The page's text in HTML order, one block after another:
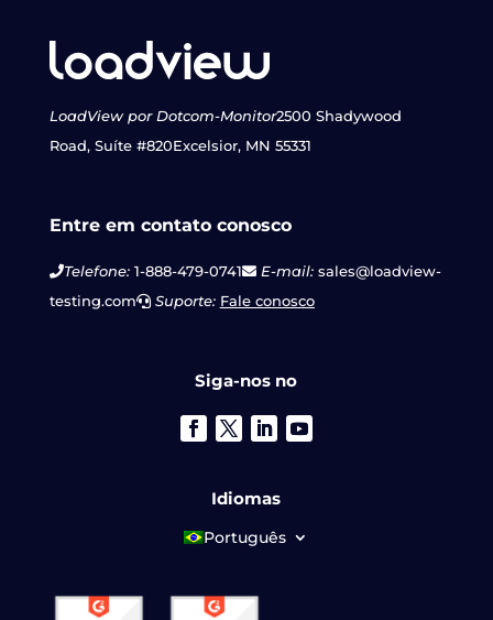
LoadView por Dotcom-Monitor2500 Shadywood
Road, Suíte #820Excelsior, MN 55331
Entre em contato conosco
Telefone:1-888-479-0741 E-mail:sales@loadview-
testing.com
Suporte: Fale conosco
Siga-nos no
Idiomas
Português